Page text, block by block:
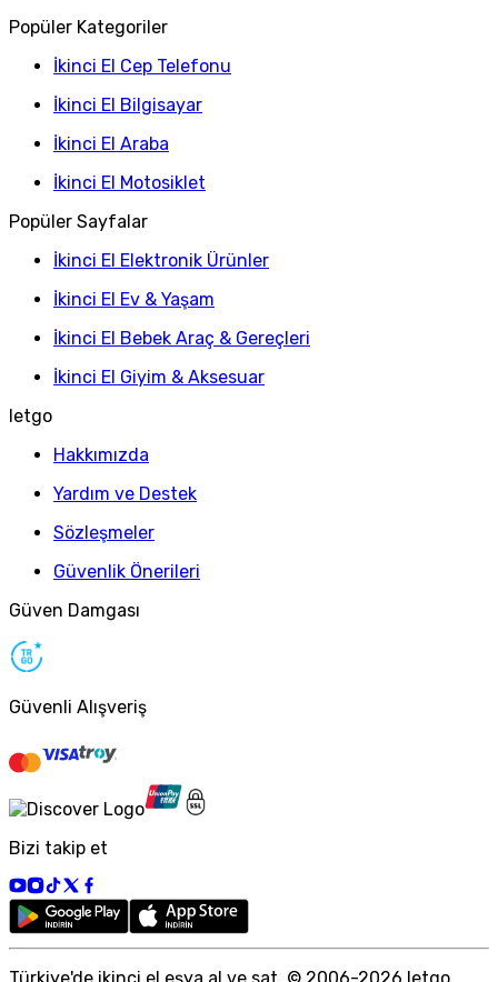
Popüler Kategoriler
İkinci El Cep Telefonu
İkinci El Bilgisayar
İkinci El Araba
İkinci El Motosiklet
Popüler Sayfalar
İkinci El Elektronik Ürünler
İkinci El Ev & Yaşam
İkinci El Bebek Araç & Gereçleri
İkinci El Giyim & Aksesuar
letgo
Hakkımızda
Yardım ve Destek
Sözleşmeler
Güvenlik Önerileri
Güven Damgası
Güvenli Alışveriş
Bizi takip et